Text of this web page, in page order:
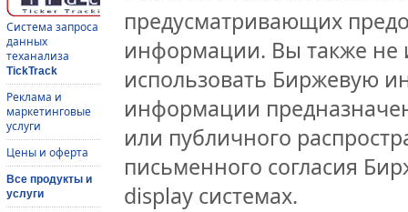
Система запроса
данных
теханализа
TickTrack
Реклама и
маркетинговые
услуги
Цены и оферта
Все продукты и
услуги
предусматривающих
информации. Вы также не
использовать Биржевую
информации
или публичного
письменного согласия
display системах.